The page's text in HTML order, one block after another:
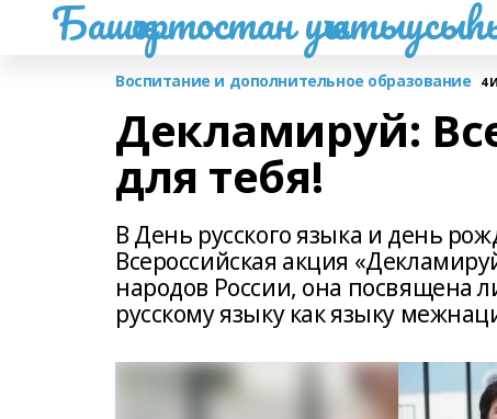
Башҡортостан
Воспитание и дополнительное образование 4
Декламируй:
для тебя!
В День русского языка и день
Всероссийская акция
народов России, она посвящена
русскому языку как языку